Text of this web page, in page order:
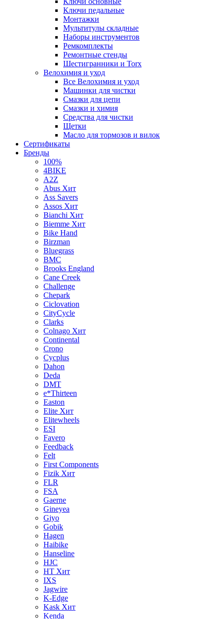
Ключи педальные
Монтажки
Мультитулы складные
Наборы инструментов
Ремкомплекты
Ремонтные стенды
Шестигранники и Torx
Велохимия и уход
Все Велохимия и уход
Машинки для чистки
Смазки для цепи
Смазки и химия
Средства для чистки
Щетки
Масло для тормозов и вилок
Сертификаты
Бренды
100%
4BIKE
A2Z
Abus Хит
Ass Savers
Assos Хит
Bianchi Хит
Biemme Хит
Bike Hand
Birzman
Bluegrass
BMC
Brooks England
Cane Creek
Challenge
Chepark
Ciclovation
CityCycle
Clarks
Colnago Хит
Continental
Crono
Cycplus
Dahon
Deda
DMT
e*Thirteen
Easton
Elite Хит
Elitewheels
ESI
Favero
Feedback
Felt
First Components
Fizik Хит
FLR
FSA
Gaerne
Gineyea
Giyo
Gobik
Hagen
Haibike
Hanseline
HJC
HT Хит
IXS
Jagwire
K-Edge
Kask Хит
Kenda